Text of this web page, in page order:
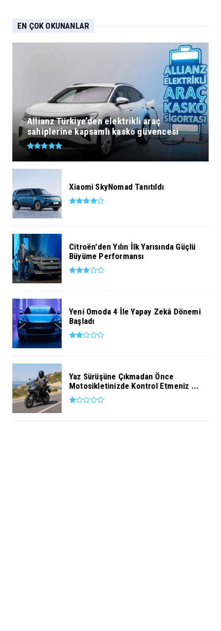
EN ÇOK OKUNANLAR
Allianz Türkiye’den elektrikli araç
sahiplerine kapsamlı kasko güvencesi
Xiaomi SkyNomad Tanıtıldı
Citroën'den Yılın İlk Yarısında Güçlü
Büyüme Performansı
Yeni Omoda 4 İle Yapay Zekâ Dönemi
Başladı
Yaz Sürüşüne Çıkmadan Önce
Motosikletinizde Kontrol Etmeniz ...